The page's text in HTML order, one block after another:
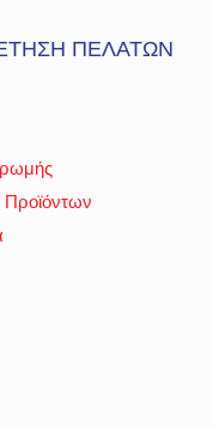
ΠΕΛΑΤΩΝ
Προϊόντων